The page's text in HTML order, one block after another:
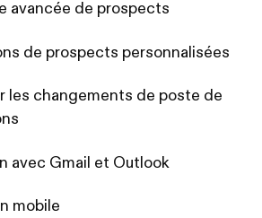
avancée de prospects
de prospects personnalisées
les changements de poste de
avec Gmail et Outlook
mobile